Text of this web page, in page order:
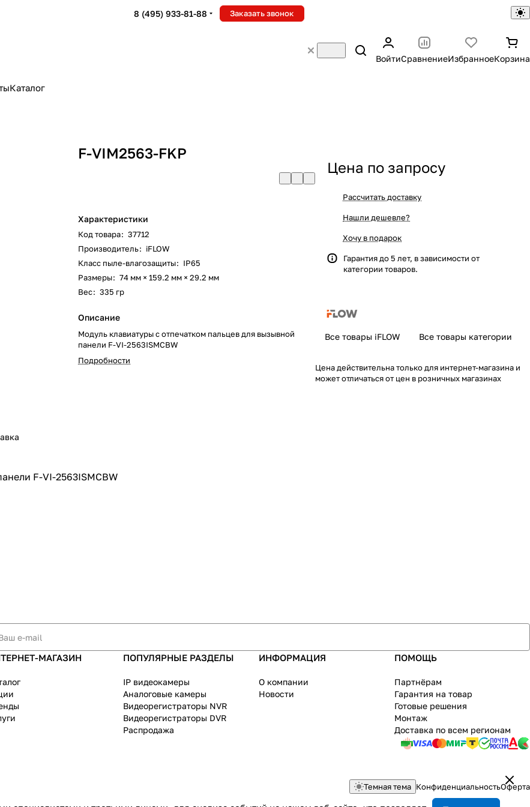
8 (495) 933-81-88 Заказать звонок
ВойтиСравнениеИзбранноеКорзина
Каталог
F-VIM2563-FKP
Характеристики
Код товара: 37712
Производитель: iFLOW
Класс пыле-влагозащиты: IP65
Размеры: 74 мм × 159.2 мм × 29.2 мм
Вес: 335 гр
Описание
Модуль клавиатуры с отпечатком пальцев для вызывной
панели F-VI-2563ISMCBW
Подробности
Цена по запросу
Рассчитать доставку
Нашли дешевле?
Хочу в подарок
Гарантия до 5 лет, в зависимости от
категории товаров.
Все товары iFLOW Все товары категории
Цена действительна только для интернет-магазина и
может отличаться от цен в розничных магазинах
F-VI-2563ISMCBW
МАГАЗИН ПОПУЛЯРНЫЕ РАЗДЕЛЫ
IP видеокамеры
Аналоговые камеры
Видеорегистраторы NVR
Видеорегистраторы DVR
Распродажа
ИНФОРМАЦИЯ
О компании
Новости
ПОМОЩЬ
Партнёрам
Гарантия на товар
Готовые решения
Монтаж
Доставка по всем регионам
Темная тема КонфиденциальностьОферта